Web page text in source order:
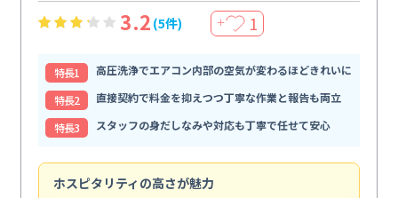
3.2 (5件) ＋ 1
特⻑1
高圧洗浄でエアコン内部の空気が変わるほどきれいに
特⻑2
直接契約で料金を抑えつつ丁寧な作業と報告も両立
特⻑3
スタッフの身だしなみや対応も丁寧で任せて安心
ホスピタリティの高さが魅力